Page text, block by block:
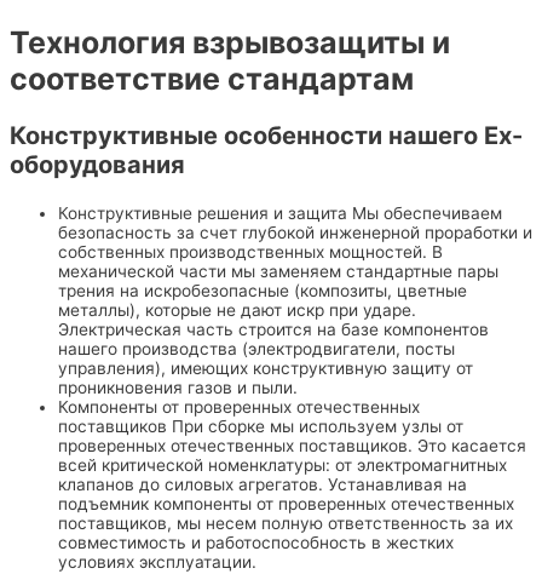
Технология взрывозащиты и
соответствие стандартам
Конструктивные особенности нашего Ex-
оборудования
Конструктивные решения и защита Мы обеспечиваем
безопасность за счет глубокой инженерной проработки и
собственных производственных мощностей. В
механической части мы заменяем стандартные пары
трения на искробезопасные (композиты, цветные
металлы), которые не дают искр при ударе.
Электрическая часть строится на базе компонентов
нашего производства (электродвигатели, посты
управления), имеющих конструктивную защиту от
проникновения газов и пыли.
Компоненты от проверенных отечественных
поставщиков При сборке мы используем узлы от
проверенных отечественных поставщиков. Это касается
всей критической номенклатуры: от электромагнитных
клапанов до силовых агрегатов. Устанавливая на
подъемник компоненты от проверенных отечественных
поставщиков, мы несем полную ответственность за их
совместимость и работоспособность в жестких
условиях эксплуатации.